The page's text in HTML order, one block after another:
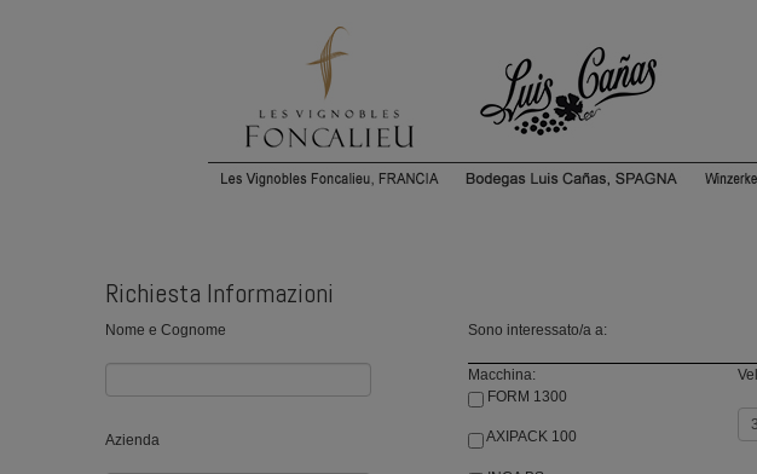
Richiesta Informazioni
Nome e Cognome
Azienda
Sono interessato/a a:
Macchina:
FORM 1300
AXIPACK 100